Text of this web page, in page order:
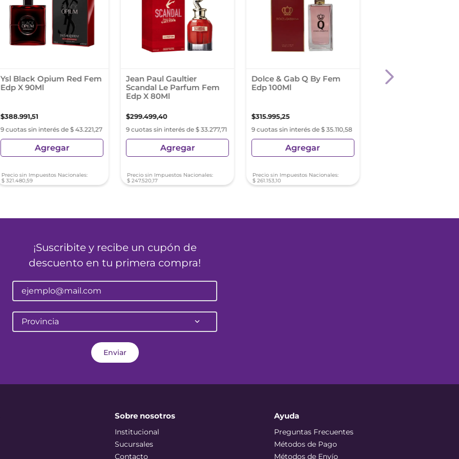
Ysl Black Opium Red Fem
Edp X 90Ml
$388.991,51
9 cuotas sin interés de $ 43.221,27
Agregar
Precio sin Impuestos Nacionales:
$ 321.480,59
Jean Paul Gaultier
Scandal Le Parfum Fem
Edp X 80Ml
$299.499,40
9 cuotas sin interés de $ 33.277,71
Agregar
Precio sin Impuestos Nacionales:
$ 247.520,17
Dolce & Gab Q By Fem
Edp 100Ml
$315.995,25
9 cuotas sin interés de $ 35.110,58
Agregar
Precio sin Impuestos Nacionales:
$ 261.153,10
Perfume Versace
Femme Dylan
¡Suscribite y recibe un cupón de
descuento en tu primera compra!
Provincia
Enviar
Sobre nosotros
Institucional
Sucursales
Contacto
Ayuda
Preguntas Frecuentes
Métodos de Pago
Métodos de Envío